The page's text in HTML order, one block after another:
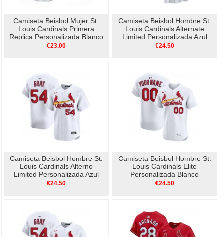
Camiseta Beisbol Mujer St.
Louis Cardinals Primera
Replica Personalizada Blanco
€23.00
Camiseta Beisbol Hombre St.
Louis Cardinals Alternate
Limited Personalizada Azul
€24.50
Camiseta Beisbol Hombre St.
Louis Cardinals Alterno
Limited Personalizada Azul
€24.50
Camiseta Beisbol Hombre St.
Louis Cardinals Elite
Personalizada Blanco
€24.50